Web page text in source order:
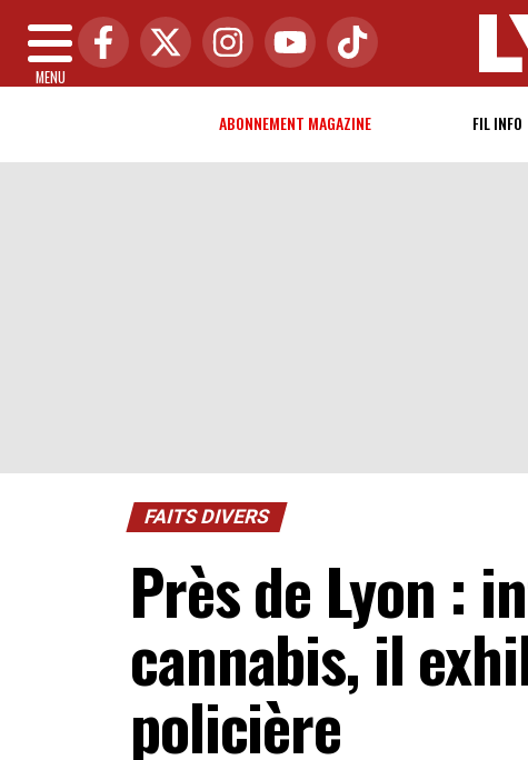
MENU
ABONNEMENT MAGAZINE FIL INFO
FAITS DIVERS
Près de Lyon :
cannabis, il
policière